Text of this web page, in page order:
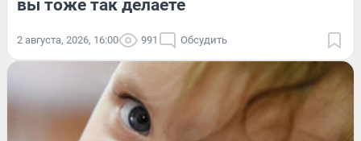
вы тоже так делаете
2 августа, 2026, 16:00 991 Обсудить